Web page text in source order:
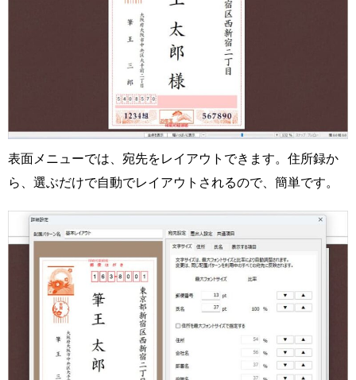
表面メニューでは、宛先をレイアウトできます。住所録か
ら、選ぶだけで自動でレイアウトされるので、簡単です。